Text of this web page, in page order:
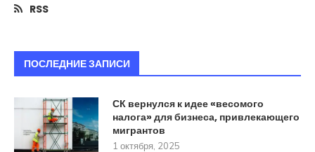
RSS
ПОСЛЕДНИЕ ЗАПИСИ
СК вернулся к идее «весомого
налога» для бизнеса, привлекающего
мигрантов
1 октября, 2025